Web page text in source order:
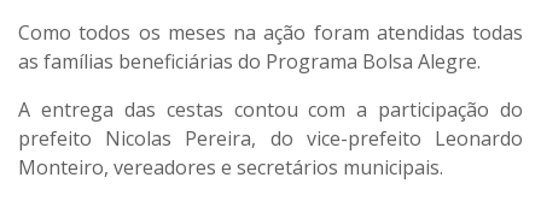
Como todos os meses na ação foram atendidas todas
as famílias beneficiárias do Programa Bolsa Alegre.
A entrega das cestas contou com a participação do
prefeito Nicolas Pereira, do vice-prefeito Leonardo
Monteiro, vereadores e secretários municipais.